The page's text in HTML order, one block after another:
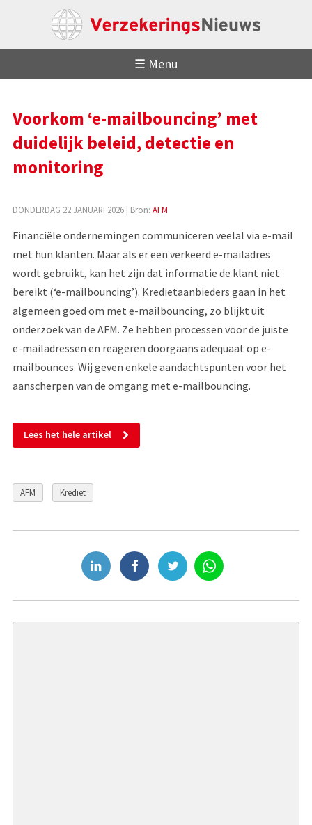
☰ Menu
Voorkom ‘e-mailbouncing’ met
duidelijk beleid, detectie en
monitoring
DONDERDAG 22 JANUARI 2026| Bron: AFM
Financiële ondernemingen communiceren veelal via e-mail
met hun klanten. Maar als er een verkeerd e-mailadres
wordt gebruikt, kan het zijn dat informatie de klant niet
bereikt (‘e-mailbouncing’). Kredietaanbieders gaan in het
algemeen goed om met e-mailbouncing, zo blijkt uit
onderzoek van de AFM. Ze hebben processen voor de juiste
e-mailadressen en reageren doorgaans adequaat op e-
mailbounces. Wij geven enkele aandachtspunten voor het
aanscherpen van de omgang met e-mailbouncing.
Lees het hele artikel
AFM Krediet